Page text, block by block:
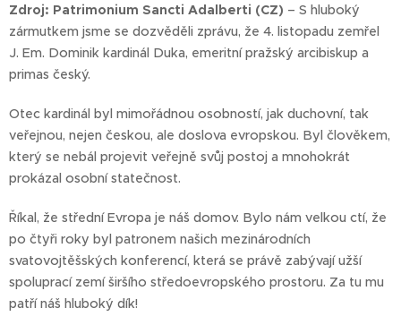
Zdroj: Patrimonium Sancti Adalberti (CZ) – S hluboký
zármutkem jsme se dozvěděli zprávu, že 4. listopadu zemřel
J. Em. Dominik kardinál Duka, emeritní pražský arcibiskup a
primas český.
Otec kardinál byl mimořádnou osobností, jak duchovní, tak
veřejnou, nejen českou, ale doslova evropskou. Byl člověkem,
který se nebál projevit veřejně svůj postoj a mnohokrát
prokázal osobní statečnost.
Říkal, že střední Evropa je náš domov. Bylo nám velkou ctí, že
po čtyři roky byl patronem našich mezinárodních
svatovojtěšských konferencí, která se právě zabývají užší
spoluprací zemí širšího středoevropského prostoru. Za tu mu
patří náš hluboký dík!